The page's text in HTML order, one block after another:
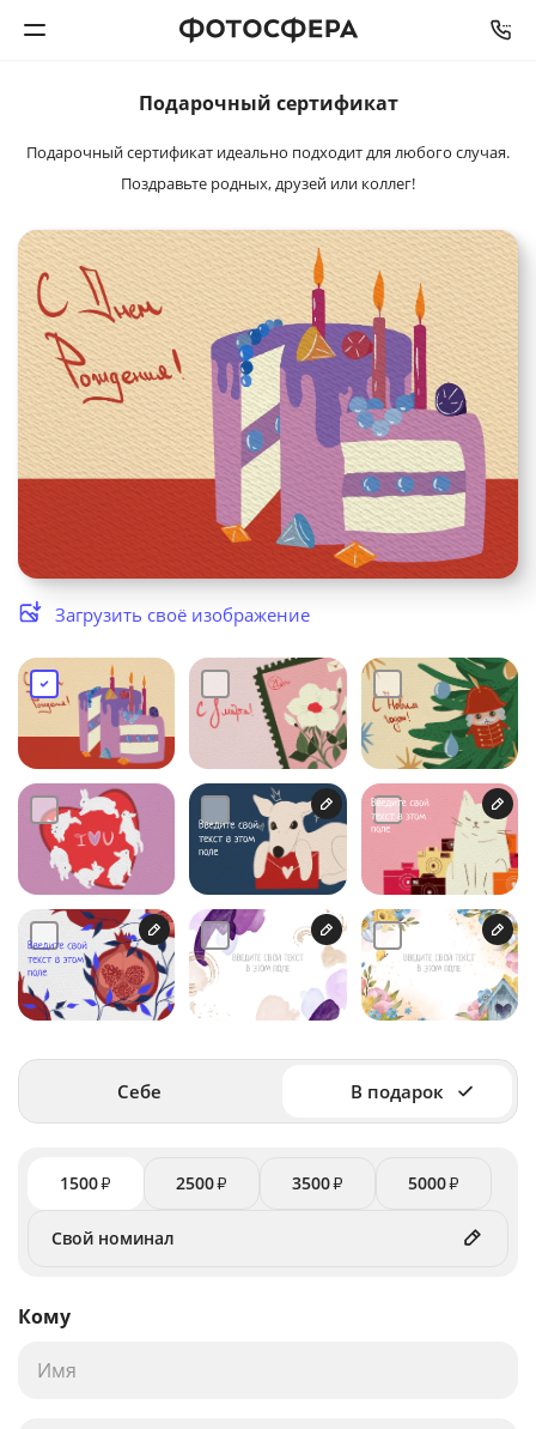
Календари
Интерьерная печать
Фотоподарки
Багетная мастерская
Полиграфия
Услуги и сервис
Магазин
Подарочный сертификат
Подарочный сертификат идеально подходит для любого случая.
Поздравьте родных, друзей или коллег!
Загрузить своё изображение
Себе В подарок
1500₽ 2500₽ 3500₽ 5000₽
Кому